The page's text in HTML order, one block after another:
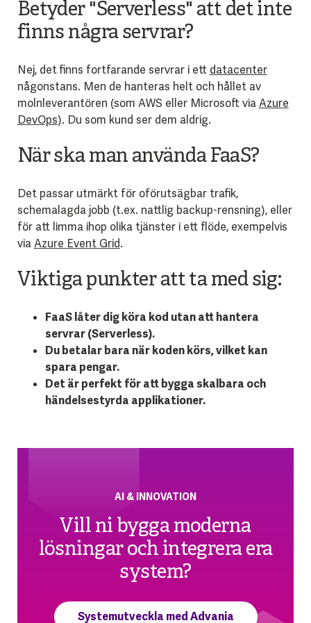
Betyder "Serverless" att det inte
finns några servrar?
Nej, det finns fortfarande servrar i ett datacenter
någonstans. Men de hanteras helt och hållet av
molnleverantören (som AWS eller Microsoft viaAzure
DevOps). Du som kund ser dem aldrig.
När ska man använda FaaS?
Det passar utmärkt för oförutsägbar trafik,
schemalagda jobb (t.ex. nattlig backup-rensning), eller
för att limma ihop olika tjänster i ett flöde, exempelvis
viaAzure Event Grid.
Viktiga punkter att ta med sig:
FaaS låter dig köra kod utan att hantera
servrar (Serverless).
Du betalar bara när koden körs, vilket kan
spara pengar.
Det är perfekt för att bygga skalbara och
händelsestyrda applikationer.
AI & INNOVATION
Vill ni bygga moderna
lösningar och integrera era
system?
Systemutveckla med Advania